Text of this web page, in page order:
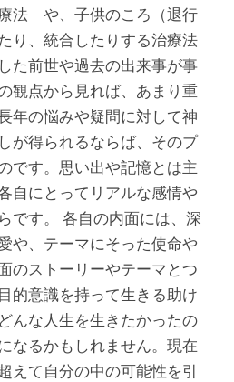
法　や、子供のころ（退行
り、統合したりする治療法
た前世や過去の出来事が事
観点から見れば、あまり重
年の悩みや疑問に対して神
が得られるならば、そのプ
です。思い出や記憶とは主
自にとってリアルな感情や
です。 各自の内面には、深
や、テーマにそった使命や
のストーリーやテーマとつ
的意識を持って生きる助け
んな人生を生きたかったの
なるかもしれません。現在
えて自分の中の可能性を引